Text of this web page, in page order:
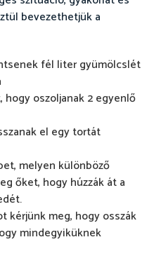
bevezethetjük a
fél liter gyümölcslét
hogy oszoljanak 2 egyenlő
el egy tortát
melyen különböző
őket, hogy húzzák át a
kérjünk meg, hogy osszák
mindegyiküknek